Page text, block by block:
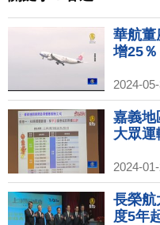
華航董
增25％
2024-
嘉義地
大眾運
2024-
長榮航
度5年